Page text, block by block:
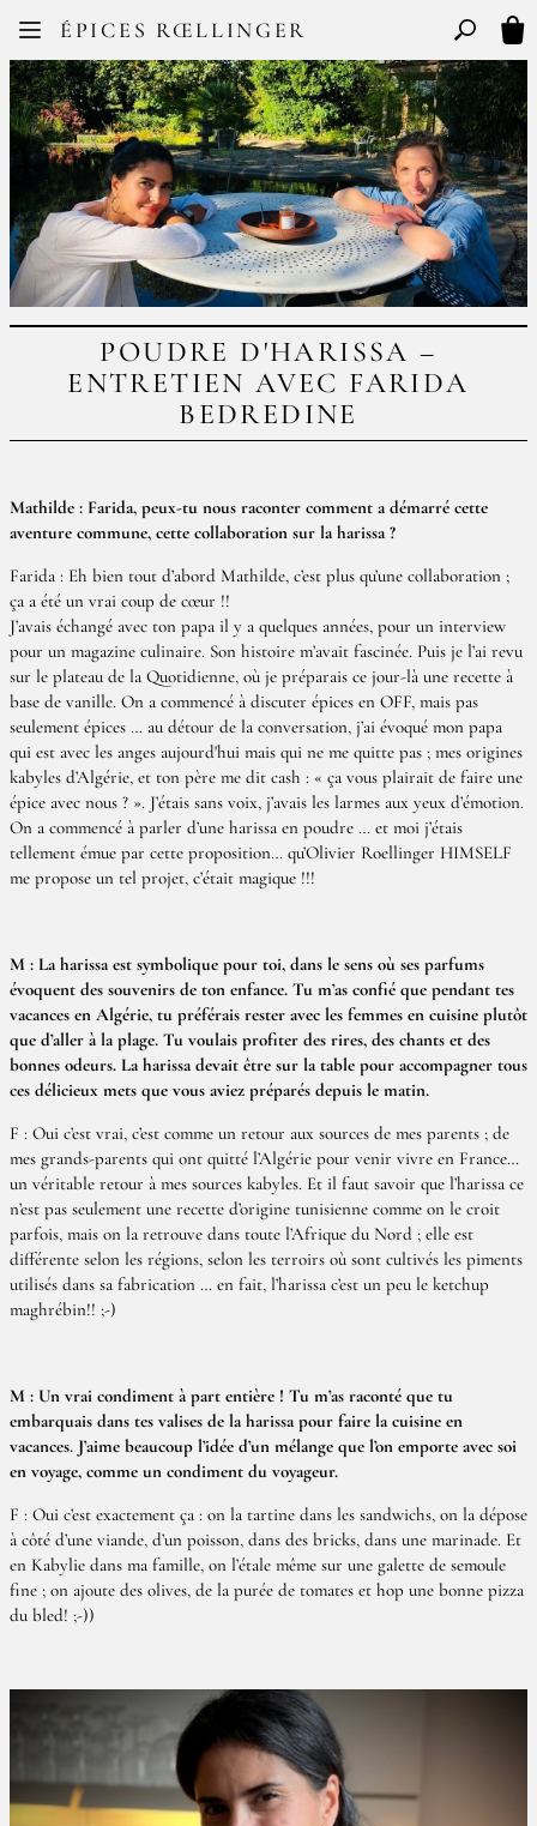
ÉPICES RŒLLINGER
FR EN Basculer
POUDRE D'HARISSA –
ENTRETIEN AVEC FARIDA
BEDREDINE
Mathilde : Farida, peux-tu nous raconter comment a démarré cette
aventure commune, cette collaboration sur la harissa ?
Farida : Eh bien tout d’abord Mathilde, c’est plus qu’une collaboration ;
ça a été un vrai coup de cœur !!
J’avais échangé avec ton papa il y a quelques années, pour un interview
pour un magazine culinaire. Son histoire m’avait fascinée. Puis je l’ai revu
sur le plateau de la Quotidienne, où je préparais ce jour-là une recette à
base de vanille. On a commencé à discuter épices en OFF, mais pas
seulement épices … au détour de la conversation, j’ai évoqué mon papa
qui est avec les anges aujourd'hui mais qui ne me quitte pas ; mes origines
kabyles d’Algérie, et ton père me dit cash : « ça vous plairait de faire une
épice avec nous ? ». J’étais sans voix, j’avais les larmes aux yeux d’émotion.
On a commencé à parler d’une harissa en poudre … et moi j’étais
tellement émue par cette proposition… qu’Olivier Roellinger HIMSELF
me propose un tel projet, c’était magique !!!
M : La harissa est symbolique pour toi, dans le sens où ses parfums
évoquent des souvenirs de ton enfance. Tu m’as confié que pendant tes
vacances en Algérie, tu préférais rester avec les femmes en cuisine plutôt
que d’aller à la plage. Tu voulais profiter des rires, des chants et des
bonnes odeurs. La harissa devait être sur la table pour accompagner tous
ces délicieux mets que vous aviez préparés depuis le matin.
F : Oui c’est vrai, c’est comme un retour aux sources de mes parents ; de
mes grands-parents qui ont quitté l’Algérie pour venir vivre en France…
un véritable retour à mes sources kabyles. Et il faut savoir que l’harissa ce
n’est pas seulement une recette d’origine tunisienne comme on le croit
parfois, mais on la retrouve dans toute l’Afrique du Nord ; elle est
différente selon les régions, selon les terroirs où sont cultivés les piments
utilisés dans sa fabrication … en fait, l’harissa c’est un peu le ketchup
maghrébin!! ;-)
M : Un vrai condiment à part entière ! Tu m’as raconté que tu
embarquais dans tes valises de la harissa pour faire la cuisine en
vacances. J’aime beaucoup l’idée d’un mélange que l’on emporte avec soi
en voyage, comme un condiment du voyageur.
F : Oui c’est exactement ça : on la tartine dans les sandwichs, on la dépose
à côté d’une viande, d’un poisson, dans des bricks, dans une marinade. Et
en Kabylie dans ma famille, on l’étale même sur une galette de semoule
fine ; on ajoute des olives, de la purée de tomates et hop une bonne pizza
du bled! ;-))